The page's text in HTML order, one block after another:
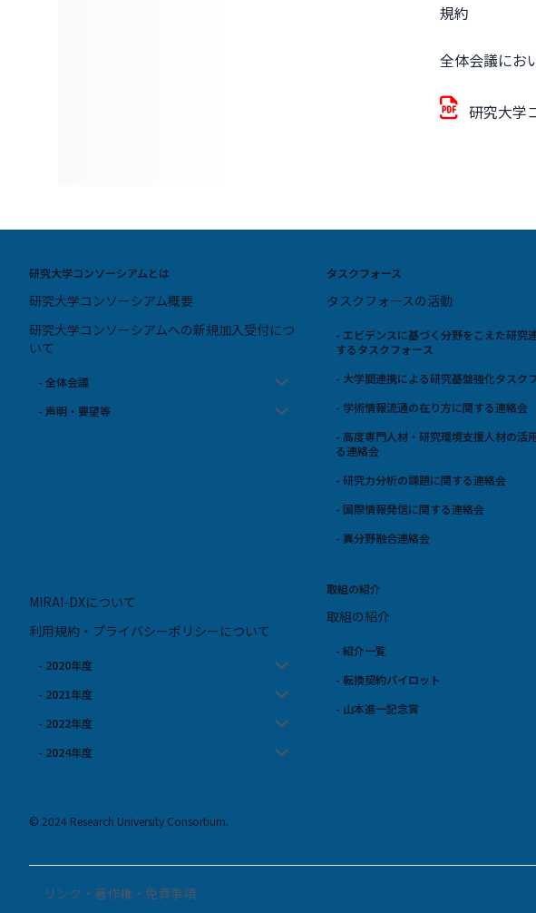
規約
全体会議にお
研究大学
研究大学コンソーシアムとは
研究大学コンソーシアム概要
研究大学コンソーシアムへの新規加入受付につ
いて
- 全体会議
- 声明・要望等
タスクフォース
タスクフォースの活動
- エビデンスに基づく分野をこえた研究
するタスクフォース
- 大学間連携による研究基盤強化タスク
- 学術情報流通の在り方に関する連絡会
- 高度専門人材・研究環境支援人材の活
る連絡会
- 研究力分析の課題に関する連絡会
- 国際情報発信に関する連絡会
- 異分野融合連絡会
MIRAI-DXについて
利用規約・プライバシーポリシーについて
- 2020年度
- 2021年度
- 2022年度
- 2024年度
取組の紹介
取組の紹介
- 紹介一覧
- 転換契約パイロット
- 山本進一記念賞
© 2024 Research University Consortium.
リンク・著作権・免責事項